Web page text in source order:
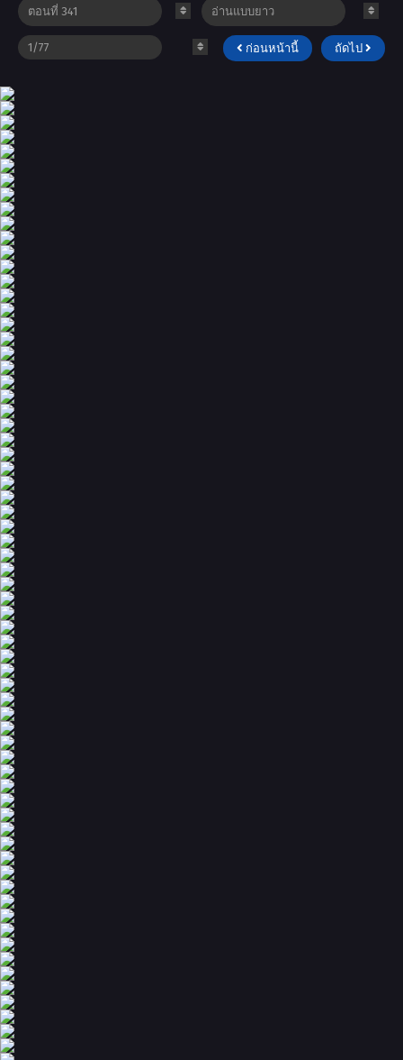
ก่อนหน้านี้ ถัดไป